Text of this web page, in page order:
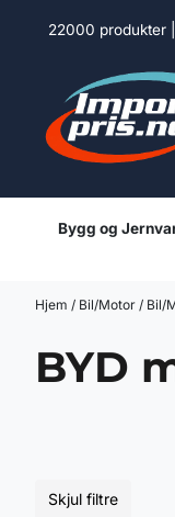
Hopp til innhold
22000 produkter
Bygg og
Hjem / Bil/Motor / Bil/
BYD
Skjul filtre